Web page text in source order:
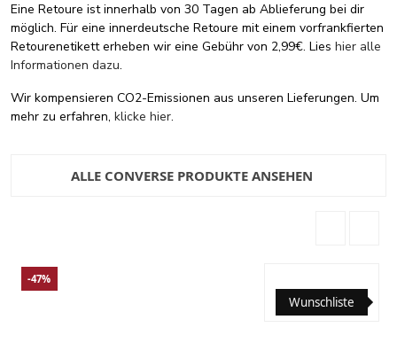
Eine Retoure ist innerhalb von 30 Tagen ab Ablieferung bei dir
möglich. Für eine innerdeutsche Retoure mit einem vorfrankfierten
Retourenetikett erheben wir eine Gebühr von 2,99€. Lies hier alle
Informationen dazu.
Wir kompensieren CO2-Emissionen aus unseren Lieferungen. Um
mehr zu erfahren, klicke hier.
ALLE CONVERSE PRODUKTE ANSEHEN
Wunschliste
-47%